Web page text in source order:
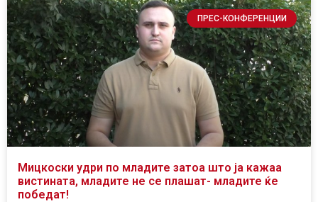
ПРЕС-КОНФЕРЕНЦИИ
Мицкоски удри по младите затоа што ја кажаа
вистината, младите не се плашат- младите ќе
победат!